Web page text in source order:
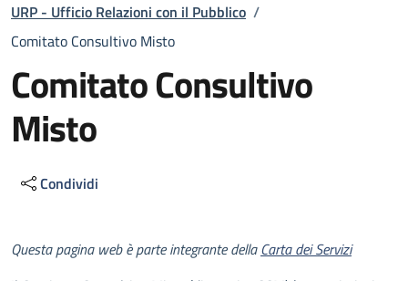
URP - Ufficio Relazioni con il Pubblico /
Comitato Consultivo Misto
Comitato Consultivo
Misto
Condividi
Descrizione
Questa pagina web è parte integrante dellaCarta dei Servizi